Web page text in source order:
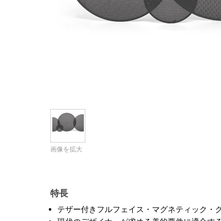
画像を拡大
特長
テザー付きフルフェイス・マグネティック・